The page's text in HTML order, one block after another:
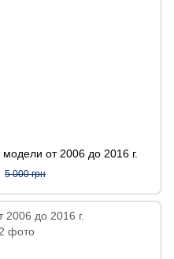
от 2006 до 2016 г.
5 000 грн